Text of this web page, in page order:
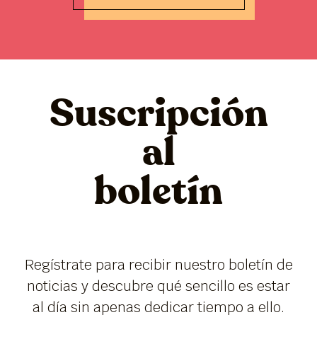
Suscripción
al
boletín
Regístrate para recibir nuestro boletín de
noticias y descubre qué sencillo es estar
al día sin apenas dedicar tiempo a ello.